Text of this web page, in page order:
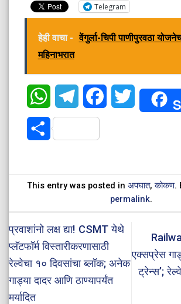
Telegram
हेही वाचा - वेंगुर्ला-चिपी पाणीपुरवठा
महिनाभरात
WhatsAppTelegramFacebookTwitter
Share
This entry was posted in अपघात,कोकण.
permalink.
प्रवाशांनो लक्ष द्या! CSMT येथे
प्लॅटफॉर्म विस्तारीकरणासाठी
रेल्वेचा १० दिवसांचा ब्लॉक; अनेक
गाड्या दादर आणि ठाण्यापर्यंत
मर्यादित
एक्सप्रेस
ट्रेन्स’;